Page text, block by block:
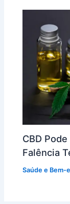
CBD
Falência
Saúde e Bem-